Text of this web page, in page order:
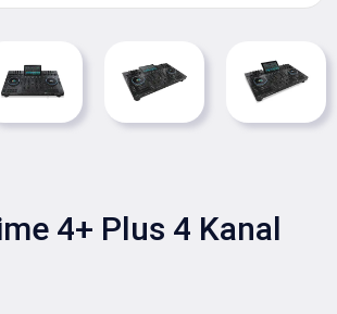
4+ Plus 4 Kanal